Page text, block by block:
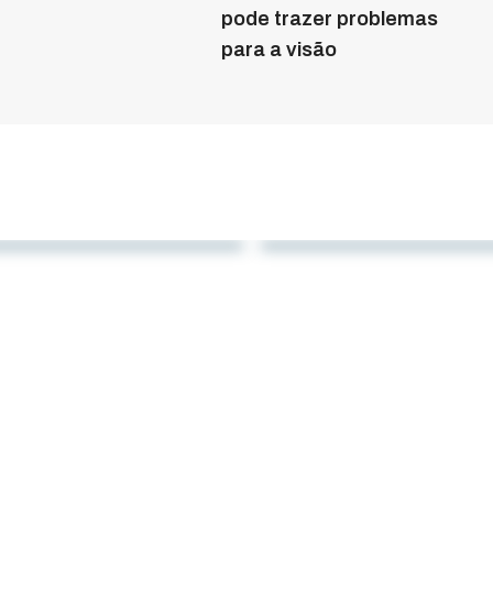
pode trazer problemas
para a visão